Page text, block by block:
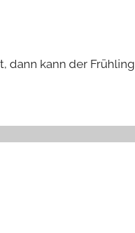
dann kann der Frühling